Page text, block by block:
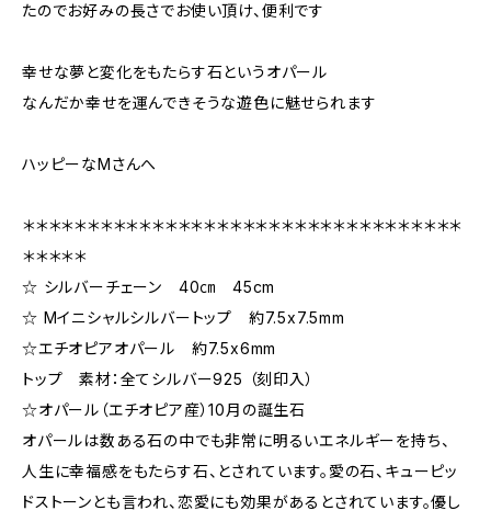
たのでお好みの長さでお使い頂け、便利です
幸せな夢と変化をもたらす石というオパール
なんだか幸せを運んできそうな遊色に魅せられます
ハッピーなMさんへ
＊＊＊＊＊＊＊＊＊＊＊＊＊＊＊＊＊＊＊＊＊＊＊＊＊＊＊＊＊＊＊＊＊＊
＊＊＊＊＊
☆ シルバーチェーン 40㎝ 45cm
☆ Mイニシャルシルバートップ 約7.5x7.5mm
☆エチオピアオパール 約7.5x6mm
トップ 素材：全てシルバー925 （刻印入）
☆オパール（エチオピア産）10月の誕生石
オパールは数ある石の中でも非常に明るいエネルギーを持ち、
人生に幸福感をもたらす石、とされています。愛の石、キューピッ
ドストーンとも言われ、恋愛にも効果があるとされています。優し